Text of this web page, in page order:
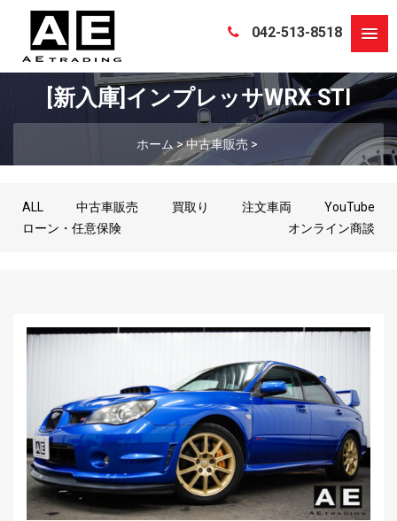
042-513-8518
[新入庫]インプレッサWRX STI
ホーム>中古車販売 >
ALL 中古車販売 買取り 注文車両
YouTube
ローン・任意保険
オンライン商談